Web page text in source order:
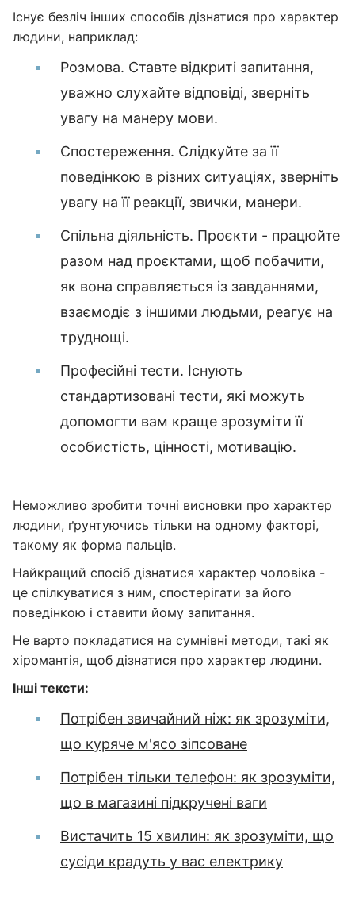
Існує безліч інших способів дізнатися про характер
людини, наприклад:
Розмова. Ставте відкриті запитання,
уважно слухайте відповіді, зверніть
увагу на манеру мови.
Спостереження. Слідкуйте за її
поведінкою в різних ситуаціях, зверніть
увагу на її реакції, звички, манери.
Спільна діяльність. Проєкти - працюйте
разом над проєктами, щоб побачити,
як вона справляється із завданнями,
взаємодіє з іншими людьми, реагує на
труднощі.
Професійні тести. Існують
стандартизовані тести, які можуть
допомогти вам краще зрозуміти її
особистість, цінності, мотивацію.
Неможливо зробити точні висновки про характер
людини, ґрунтуючись тільки на одному факторі,
такому як форма пальців.
Найкращий спосіб дізнатися характер чоловіка -
це спілкуватися з ним, спостерігати за його
поведінкою і ставити йому запитання.
Не варто покладатися на сумнівні методи, такі як
хіромантія, щоб дізнатися про характер людини.
Інші тексти:
Потрібен звичайний ніж: як зрозуміти,
що куряче м'ясо зіпсоване
Потрібен тільки телефон: як зрозуміти,
що в магазині підкручені ваги
Вистачить 15 хвилин: як зрозуміти, що
сусіди крадуть у вас електрику